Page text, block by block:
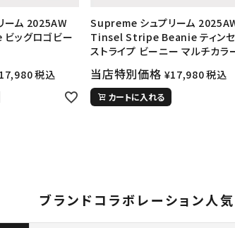
ーム 2025AW
ッグロゴビー
17,980税込
Supreme シュプリーム
Tinsel Stripe Beanie ティン
ストライプ ビーニー マルチカラ
当店特別価格 ¥17,980税込
カートに入れる
ブランドコラボレーション人